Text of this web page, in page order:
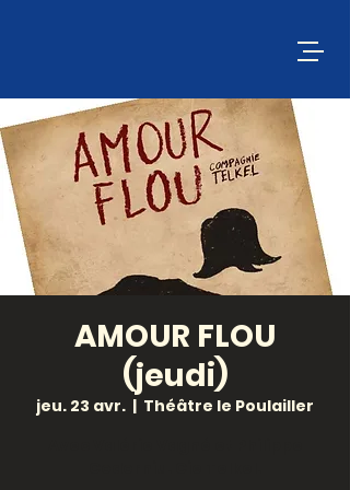
AMOUR FLOU
(jeudi)
jeu. 23 avr.
  |
Théâtre le Poulailler